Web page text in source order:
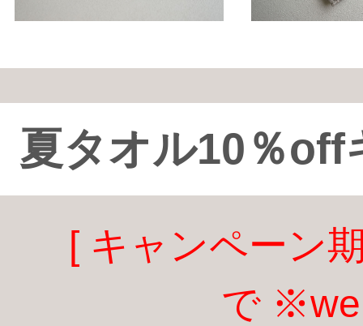
夏タオル10％off
[ キャンペーン
で